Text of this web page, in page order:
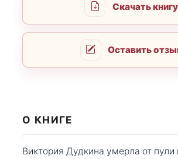
Скачать книгу
Оставить
О КНИГЕ
Виктория Дудкина умерла от пули